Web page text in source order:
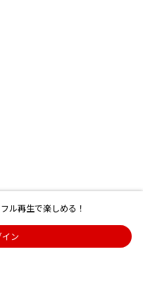
ル再生で楽しめる！
ン